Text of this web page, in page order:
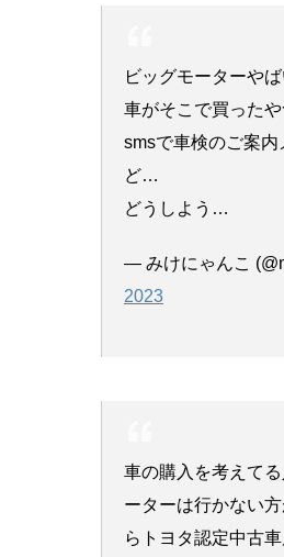
ビッグモーターや
車がそこで買った
smsで車検のご案
ど…
どうしよう…
— みけにゃんこ
2023
車の購入を考えて
ーターは行かない
らトヨタ認定中古